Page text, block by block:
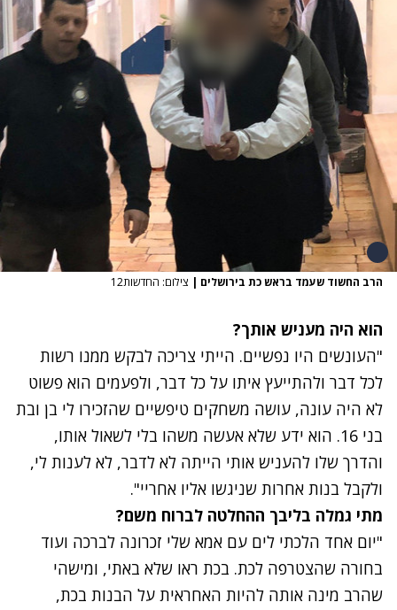
הרב החשוד שעמד בראש כת בירושלים | צילום: החדשות12
הוא היה מעניש אותך?
"העונשים היו נפשיים. הייתי צריכה לבקש ממנו רשות
לכל דבר ולהתייעץ איתו על כל דבר, ולפעמים הוא פשוט
לא היה עונה, עושה משחקים טיפשיים שהזכירו לי בן ובת
בני 16. הוא ידע שלא אעשה משהו בלי לשאול אותו,
והדרך שלו להעניש אותי הייתה לא לדבר, לא לענות לי,
ולקבל בנות אחרות שניגשו אליו אחריי".
מתי גמלה בליבך ההחלטה לברוח משם?
"יום אחד הלכתי לים עם אמא שלי זכרונה לברכה ועוד
בחורה שהצטרפה לכת. בכת ראו שלא באתי, ומישהי
שהרב מינה אותה להיות האחראית על הבנות בכת,